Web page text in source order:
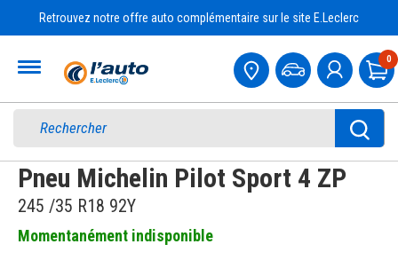
Retrouvez notre offre auto complémentaire sur le site E.Leclerc
0
Pneu Michelin Pilot Sport 4 ZP
245 /35 R18 92Y
Momentanément indisponible